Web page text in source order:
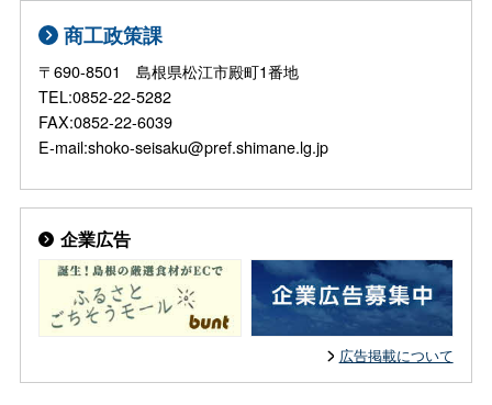
商工政策課
〒690-8501 島根県松江市殿町1番地
TEL:0852-22-5282
FAX:0852-22-6039
E-mail:shoko-seisaku@pref.shimane.lg.jp
企業広告
広告掲載について